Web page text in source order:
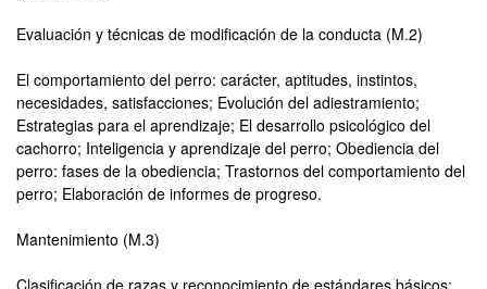
Evaluación y técnicas de modificación de la conducta (M.2)
El comportamiento del perro: carácter, aptitudes, instintos,
necesidades, satisfacciones; Evolución del adiestramiento;
Estrategias para el aprendizaje; El desarrollo psicológico del
cachorro; Inteligencia y aprendizaje del perro; Obediencia del
perro: fases de la obediencia; Trastornos del comportamiento del
perro; Elaboración de informes de progreso.
Mantenimiento (M.3)
Clasificación de razas y reconocimiento de estándares básicos;